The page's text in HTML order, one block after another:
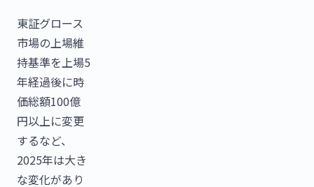
東証グロース
市場の上場維
持基準を上場5
年経過後に時
価総額100億
円以上に変更
するなど、
2025年は大き
な変化があり